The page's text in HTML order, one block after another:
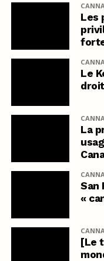
Les
Le
La
San
«
[Le